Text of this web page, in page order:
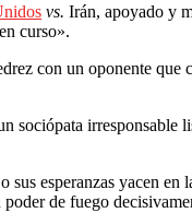
vs. Irán, apoyado y
curso».
con un oponente que
sociópata irresponsable
esperanzas yacen
de fuego